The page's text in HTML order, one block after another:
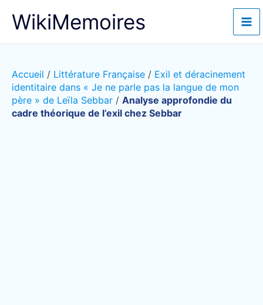
WikiMemoires
Accueil / Littérature Française / Exil et déracinement
identitaire dans « Je ne parle pas la langue de mon
père » de Leïla Sebbar / Analyse approfondie du
cadre théorique de l’exil chez Sebbar